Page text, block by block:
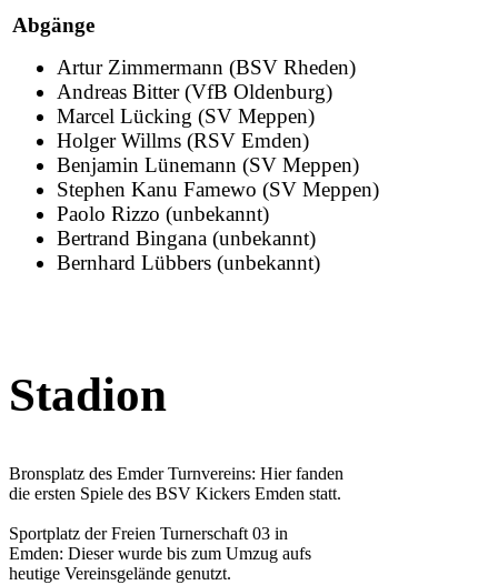
Abgänge
Artur Zimmermann (BSV Rheden)
Andreas Bitter (VfB Oldenburg)
Marcel Lücking (SV Meppen)
Holger Willms (RSV Emden)
Benjamin Lünemann (SV Meppen)
Stephen Kanu Famewo (SV Meppen)
Paolo Rizzo (unbekannt)
Bertrand Bingana (unbekannt)
Bernhard Lübbers (unbekannt)
Stadion
Bronsplatz des Emder Turnvereins: Hier fanden
die ersten Spiele des BSV Kickers Emden statt.
Sportplatz der Freien Turnerschaft 03 in
Emden: Dieser wurde bis zum Umzug aufs
heutige Vereinsgelände genutzt.